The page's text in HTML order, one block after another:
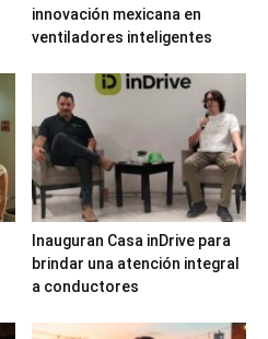
innovación mexicana en
ventiladores inteligentes
Inauguran Casa inDrive para
brindar una atención integral
a conductores